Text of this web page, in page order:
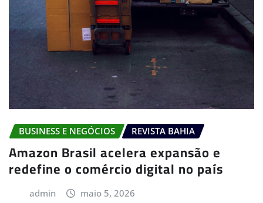
BUSINESS E NEGÓCIOS REVISTA BAHIA
Amazon Brasil acelera expansão e
redefine o comércio digital no país
admin maio 5, 2026